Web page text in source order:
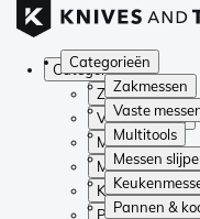
Categorieën
Zakmessen
Vaste
Multitools
Messen
Pannen &
Categorieën
Zakmessen
Vaste messen
Multitools
Messen slijpen
Pannen &